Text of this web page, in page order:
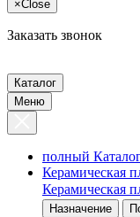
×Close
Заказать звонок
Каталог
Меню
полный
Керамическая
Керамическая
Назначение